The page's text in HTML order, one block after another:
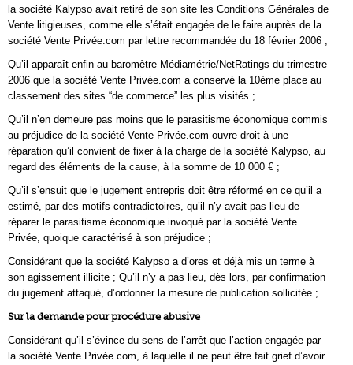
la société Kalypso avait retiré de son site les Conditions Générales de
Vente litigieuses, comme elle s’était engagée de le faire auprès de la
société Vente Privée.com par lettre recommandée du 18 février 2006 ;
Qu’il apparaît enfin au baromètre Médiamétrie/NetRatings du trimestre
2006 que la société Vente Privée.com a conservé la 10ème place au
classement des sites “de commerce” les plus visités ;
Qu’il n’en demeure pas moins que le parasitisme économique commis
au préjudice de la société Vente Privée.com ouvre droit à une
réparation qu’il convient de fixer à la charge de la société Kalypso, au
regard des éléments de la cause, à la somme de 10 000 € ;
Qu’il s’ensuit que le jugement entrepris doit être réformé en ce qu’il a
estimé, par des motifs contradictoires, qu’il n’y avait pas lieu de
réparer le parasitisme économique invoqué par la société Vente
Privée, quoique caractérisé à son préjudice ;
Considérant que la société Kalypso a d’ores et déjà mis un terme à
son agissement illicite ; Qu’il n’y a pas lieu, dès lors, par confirmation
du jugement attaqué, d’ordonner la mesure de publication sollicitée ;
Sur la demande pour procédure abusive
Considérant qu’il s’évince du sens de l’arrêt que l’action engagée par
la société Vente Privée.com, à laquelle il ne peut être fait grief d’avoir